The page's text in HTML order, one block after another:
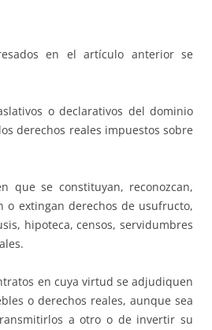
en el artículo anterior se
o declarativos del dominio
derechos reales impuestos sobre
que se constituyan, reconozcan,
o extingan derechos de usufructo,
hipoteca, censos, servidumbres
en cuya virtud se adjudiquen
o derechos reales, aunque sea
a otro o de invertir su